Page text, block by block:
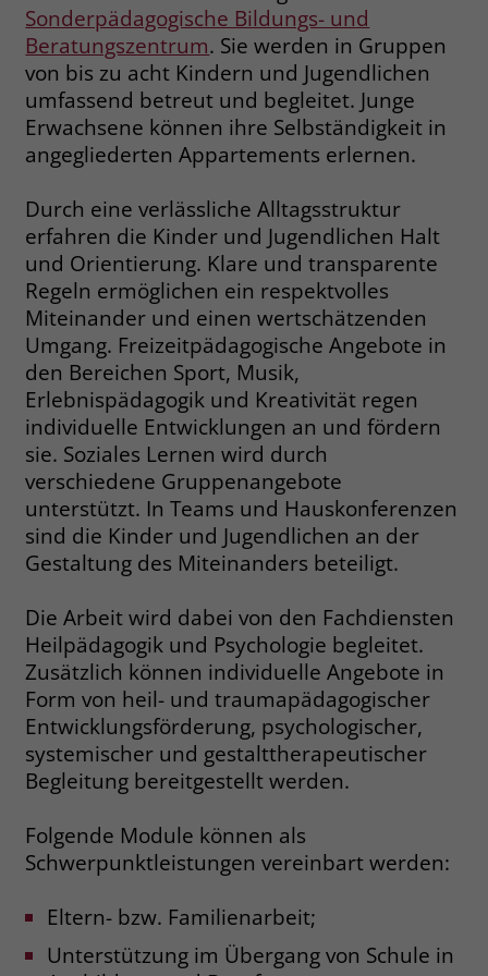
Sonderpädagogische Bildungs- und
Beratungszentrum. Sie werden in Gruppen
von bis zu acht Kindern und Jugendlichen
umfassend betreut und begleitet. Junge
Erwachsene können ihre Selbständigkeit in
angegliederten Appartements erlernen.
Durch eine verlässliche Alltagsstruktur
erfahren die Kinder und Jugendlichen Halt
und Orientierung. Klare und transparente
Regeln ermöglichen ein respektvolles
Miteinander und einen wertschätzenden
Umgang. Freizeitpädagogische Angebote in
den Bereichen Sport, Musik,
Erlebnispädagogik und Kreativität regen
individuelle Entwicklungen an und fördern
sie. Soziales Lernen wird durch
verschiedene Gruppenangebote
unterstützt. In Teams und Hauskonferenzen
sind die Kinder und Jugendlichen an der
Gestaltung des Miteinanders beteiligt.
Die Arbeit wird dabei von den Fachdiensten
Heilpädagogik und Psychologie begleitet.
Zusätzlich können individuelle Angebote in
Form von heil- und traumapädagogischer
Entwicklungsförderung, psychologischer,
systemischer und gestalttherapeutischer
Begleitung bereitgestellt werden.
Folgende Module können als
Schwerpunktleistungen vereinbart werden:
Eltern- bzw. Familienarbeit;
Unterstützung im Übergang von Schule in
Name __cf_bm
Anbieter .fonts.net
Laufzeit 30 Minuten
This cookie, set by Cloudflare, is used to
support Cloudflare Bot Management.
Name JSessionID
Anbieter jobs.stiftung-liebenau.de
Laufzeit Session
Zweck
Behält die Zustände des Benutzers bei
allen Seitenanfragen bei.
Name _gcl_au
Anbieter Google Ads
Laufzeit 90 Tage
Name _gcl_aw
Anbieter Google Ads
Laufzeit 90 Tage
Zweck
Dieses Cookie wird gesetzt, wenn ein
User über einen Klick auf eine Google
Werbeanzeige auf die Website gelangt.
Es enthält Informationen darüber,
welche Werbeanzeige geklickt wurde,
sodass erzielte Erfolge wie z.B.
Bestellungen oder Kontaktanfragen der
Anzeige zugewiesen werden können.
Name _gcl_dc
Anbieter Google Ads
Laufzeit 90 Tage
Zweck
Dieses Cookie wird gesetzt, wenn ein
Werbeanzeige auf die Website gelangt.
Es enthält Informationen darüber,
welche Werbeanzeige geklickt wurde,
Bestellungen oder Kontaktanfragen der
Anzeige zugewiesen werden können.